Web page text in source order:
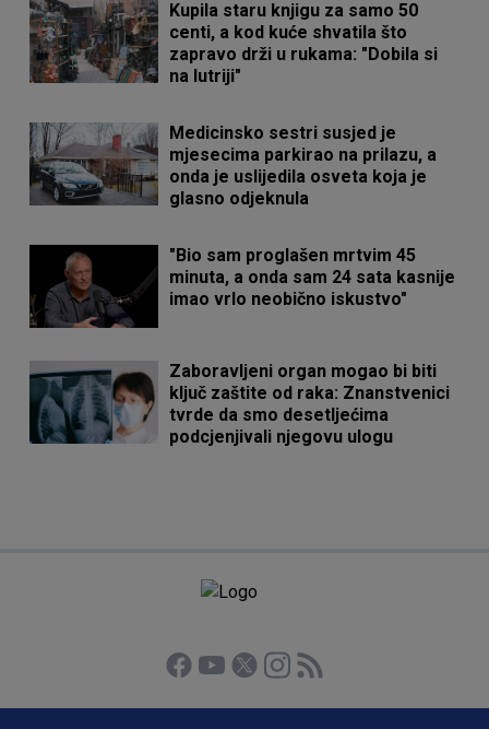
Kupila staru knjigu za samo 50
centi, a kod kuće shvatila što
zapravo drži u rukama: "Dobila si
na lutriji"
Medicinsko sestri susjed je
mjesecima parkirao na prilazu, a
onda je uslijedila osveta koja je
glasno odjeknula
"Bio sam proglašen mrtvim 45
minuta, a onda sam 24 sata kasnije
imao vrlo neobično iskustvo"
Zaboravljeni organ mogao bi biti
ključ zaštite od raka: Znanstvenici
tvrde da smo desetljećima
podcjenjivali njegovu ulogu